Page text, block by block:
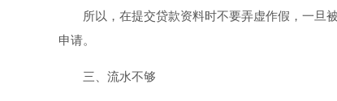
所以，在提交贷款资料时不要弄虚作假，一旦
申请。
三、流水不够